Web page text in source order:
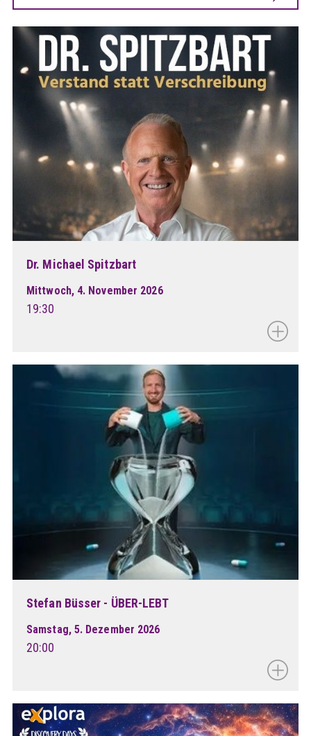
Dr. Michael Spitzbart
Mittwoch, 4. November 2026
19:30
Stefan Büsser - ÜBER-LEBT
Samstag, 5. Dezember 2026
20:00